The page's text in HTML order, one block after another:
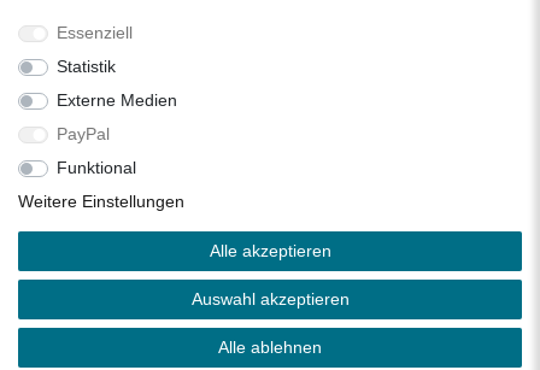
Folgen Sie uns auf Social Media
Alle Preise inkl. 19% Mehrwertsteuer.
* Die verkauften Stückzahlen beziehen sich auf die Verkäufe
in unseren Shops und Marktplätzen.
** Der kostenlose Versand erfolgt ausschließlich innerhalb
des deutschen Festlandes ohne Inseln.
Copyright 2026 © Zisterne.info - Alle Rechte vorbehalten.
Essenziell
Statistik
Externe Medien
PayPal
Funktional
Weitere Einstellungen
Alle akzeptieren
Auswahl akzeptieren
Alle ablehnen